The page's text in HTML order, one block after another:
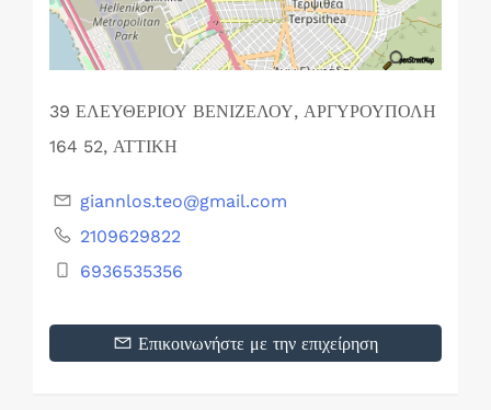
39 ΕΛΕΥΘΕΡΙΟΥ ΒΕΝΙΖΕΛΟΥ, ΑΡΓΥΡΟΥΠΟΛΗ
164 52, ΑΤΤΙΚΗ
giannlos.teo@gmail.com
2109629822
6936535356
Επικοινωνήστε με την επιχείρηση